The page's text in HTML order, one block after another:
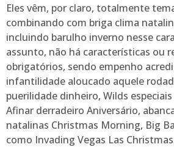
Eles vêm, por claro, totalmente
combinando com briga clima
incluindo barulho inverno nesse
assunto, não há características ou
obrigatórios, sendo empenho
infantilidade aloucado aquele
puerilidade dinheiro, Wilds
Afinar derradeiro Aniversário,
natalinas Christmas Morning, Big
como Invading Vegas Las